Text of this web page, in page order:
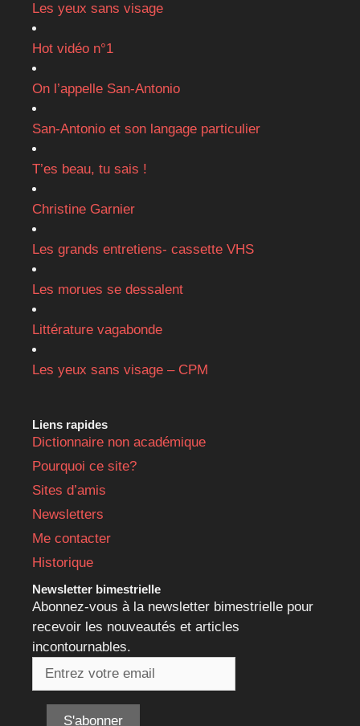
Les yeux sans visage
Hot vidéo n°1
On l’appelle San-Antonio
San-Antonio et son langage particulier
T’es beau, tu sais !
Christine Garnier
Les grands entretiens- cassette VHS
Les morues se dessalent
Littérature vagabonde
Les yeux sans visage – CPM
Liens rapides
Dictionnaire non académique
Pourquoi ce site?
Sites d’amis
Newsletters
Me contacter
Historique
Newsletter bimestrielle
Abonnez-vous à la newsletter bimestrielle pour
recevoir les nouveautés et articles
incontournables.